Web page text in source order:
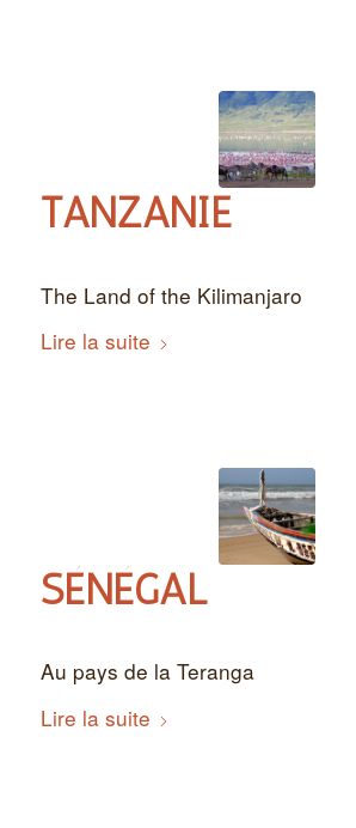
TANZANIE
The Land of the Kilimanjaro
Lire la suite
SÉNÉGAL
Au pays de la Teranga
Lire la suite